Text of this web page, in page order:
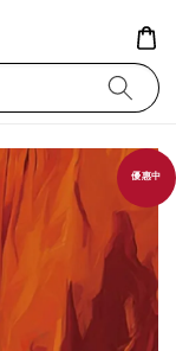
優惠中